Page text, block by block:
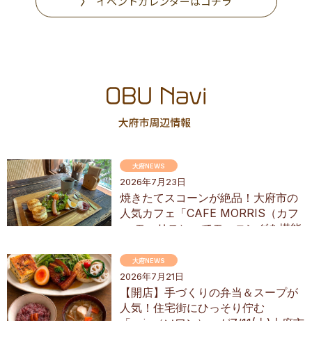
2026年7月23日
焼きたてスコーンが絶品！大府市の
人気カフェ「CAFE MORRIS（カフ
ェ モーリス）」でモーニングを堪能
大府NEWS
2026年7月21日
【開店】手づくりの弁当＆スープが
人気！住宅街にひっそり佇む
「soin（ソワン）」が7/11(土)大府市
大府NEWS